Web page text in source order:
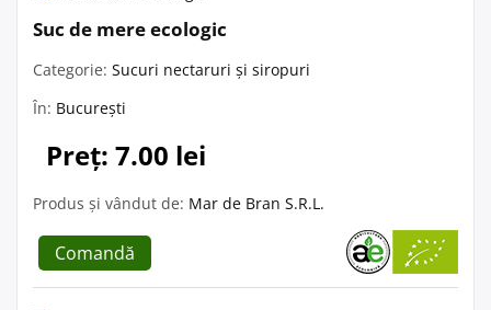
Suc de mere ecologic
Categorie: Sucuri nectaruri și siropuri
În: București
Preț: 7.00 lei
Produs și vândut de: Mar de Bran S.R.L.
Comandă